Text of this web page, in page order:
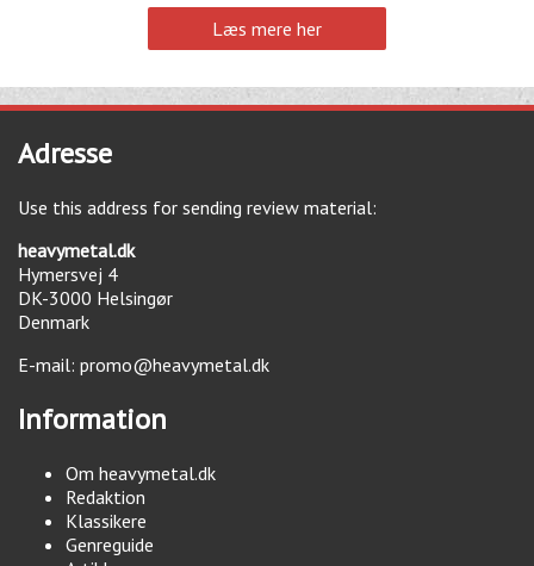
Læs mere her
Adresse
Use this address for sending review material:
heavymetal.dk
Hymersvej 4
DK-3000 Helsingør
Denmark
E-mail: promo@heavymetal.dk
Information
Om heavymetal.dk
Redaktion
Klassikere
Genreguide